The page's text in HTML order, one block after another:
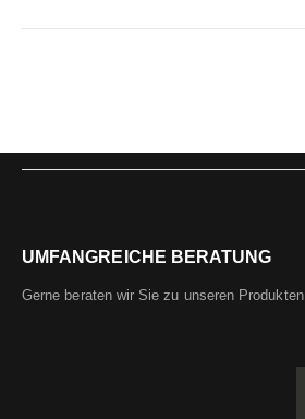
UMFANGREICHE BERATUNG
Gerne beraten wir Sie zu unseren Produkten